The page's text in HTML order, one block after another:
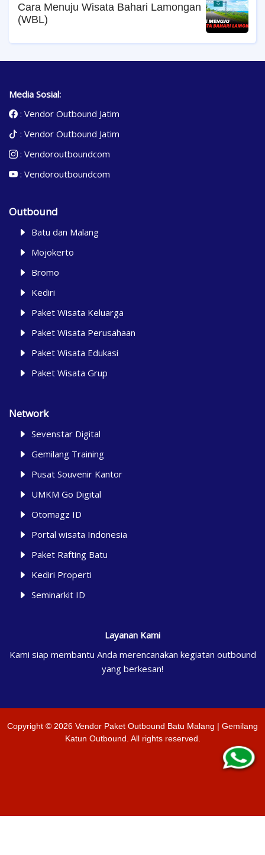
Cara Menuju Wisata Bahari Lamongan
(WBL)
Media Sosial:
: Vendor Outbound Jatim
: Vendor Outbound Jatim
: Vendoroutboundcom
: Vendoroutboundcom
Outbound
Batu dan Malang
Mojokerto
Bromo
Kediri
Paket Wisata Keluarga
Paket Wisata Perusahaan
Paket Wisata Edukasi
Paket Wisata Grup
Network
Sevenstar Digital
Gemilang Training
Pusat Souvenir Kantor
UMKM Go Digital
Otomagz ID
Portal wisata Indonesia
Paket Rafting Batu
Kediri Properti
Seminarkit ID
Layanan Kami
Kami siap membantu Anda merencanakan kegiatan outbound
yang berkesan!
Copyright © 2026 Vendor Paket Outbound Batu Malang | Gemilang
Katun Outbound . All rights reserved.